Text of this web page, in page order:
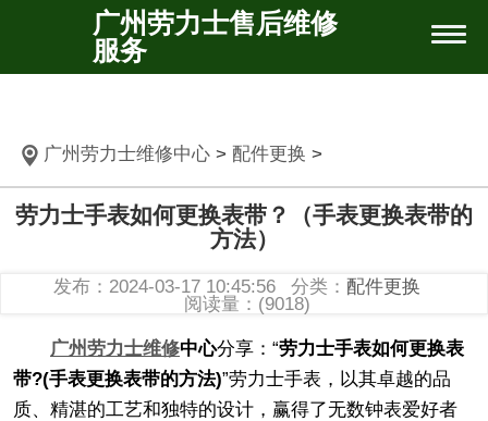
广州劳力士售后维修
服务
广州劳力士维修中心> 配件更换 >
劳力士手表如何更换表带？（手表更换表带的
方法）
发布：2024-03-17 10:45:56 分类： 配件更换
阅读量：(9018)
广州劳力士维修中心分享：“劳力士手表如何更换表
带?(手表更换表带的方法)”劳力士手表，以其卓越的品
质、精湛的工艺和独特的设计，赢得了无数钟表爱好者